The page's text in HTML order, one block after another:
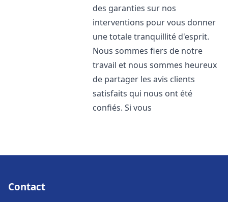
des garanties sur nos
interventions pour vous donner
une totale tranquillité d'esprit.
Nous sommes fiers de notre
travail et nous sommes heureux
de partager les avis clients
satisfaits qui nous ont été
confiés. Si vous
Contact